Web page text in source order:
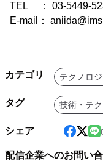
TEL ： 03-5449-
E-mail：
カテゴリ テクノロ
タグ 技術・テ
シェア
配信企業へのお問い